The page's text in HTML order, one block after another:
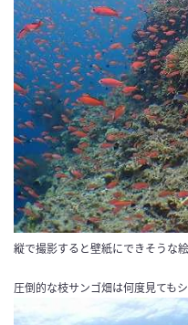
縦で撮影すると壁紙にできそうな
圧倒的な枝サンゴ畑は何度見ても